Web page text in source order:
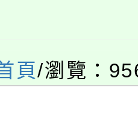
新住民語歌
學年度第
師甄選結果(
學年度第
頁/瀏覽：